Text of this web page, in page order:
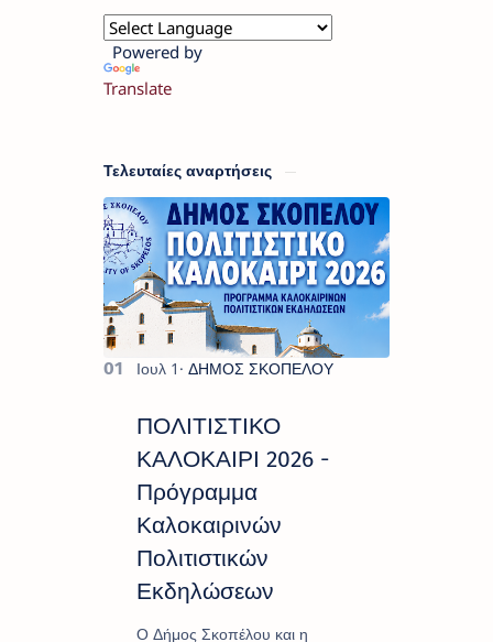
Powered by
Translate
Τελευταίες αναρτήσεις
ΠΟΛΙΤΙΣΤΙΚΟ
ΚΑΛΟΚΑΙΡΙ 2026 -
Πρόγραμμα
Καλοκαιρινών
Πολιτιστικών
Εκδηλώσεων
Ο Δήμος Σκοπέλου και η